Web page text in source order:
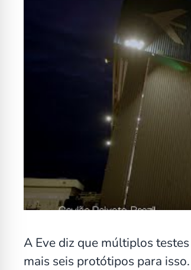
A Eve diz que múltiplos
mais seis protótipos para isso.